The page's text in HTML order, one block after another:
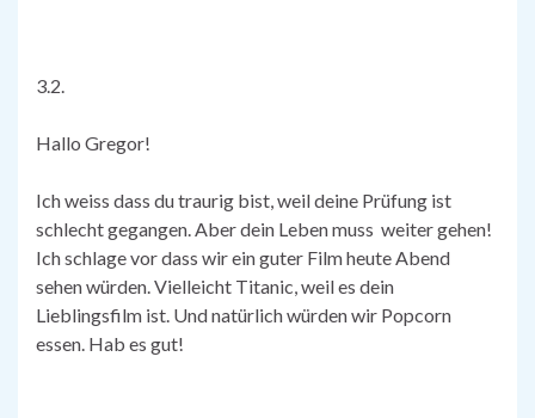
3.2.
Hallo Gregor!
Ich weiss dass du traurig bist, weil deine Prüfung ist
schlecht gegangen. Aber dein Leben muss weiter gehen!
Ich schlage vor dass wir ein guter Film heute Abend
sehen würden. Vielleicht Titanic, weil es dein
Lieblingsfilm ist. Und natürlich würden wir Popcorn
essen. Hab es gut!